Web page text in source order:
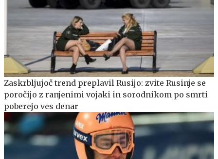
Zaskrbljujoč trend preplavil Rusijo: zvite Rusinje se
poročijo z ranjenimi vojaki in sorodnikom po smrti
poberejo ves denar